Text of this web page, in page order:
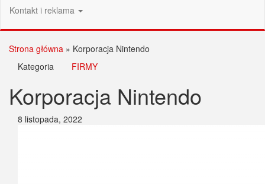
Kontakt i reklama
Strona główna » Korporacja Nintendo
Kategoria
FIRMY
Korporacja Nintendo
8 listopada, 2022